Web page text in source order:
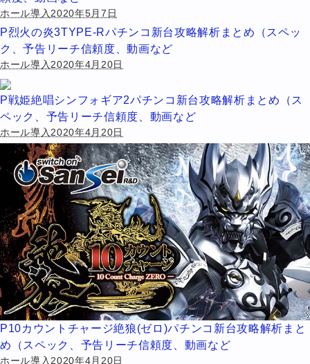
ホール導入2020年5月7日
P烈火の炎3TYPE-Rパチンコ新台攻略解析まとめ（スペッ
ク、予告リーチ信頼度、動画など
ホール導入2020年4月20日
P戦姫絶唱シンフォギア2パチンコ新台攻略解析まとめ（ス
ペック、予告リーチ信頼度、動画など
ホール導入2020年4月20日
P10カウントチャージ絶狼(ゼロ)パチンコ新台攻略解析まと
め（スペック、予告リーチ信頼度、動画など
ホール導入2020年4月20日